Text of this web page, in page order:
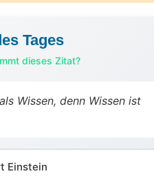
Tages
dieses Zitat?
Wissen, denn Wissen ist
Einstein